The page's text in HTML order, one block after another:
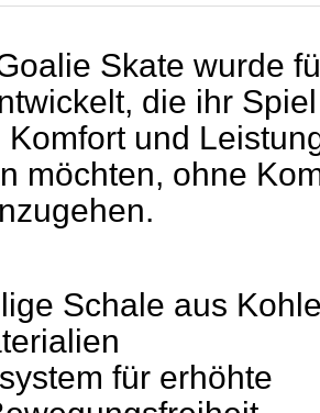
Skate wurde
die ihr
und
möchten, ohne
Schale aus
für erhöhte